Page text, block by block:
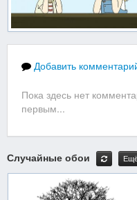
Добавить
Пока здесь нет
первым...
Случайные обои